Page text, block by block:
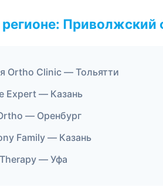
Приволжский
Ortho Clinic — Тольятти
Expert — Казань
— Оренбург
Family — Казань
— Уфа